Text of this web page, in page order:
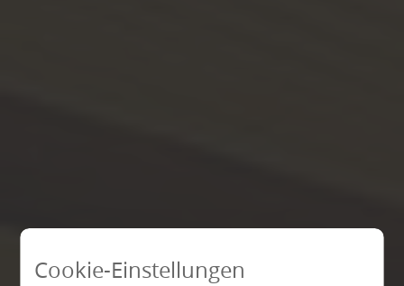
Cookie-Einstellungen